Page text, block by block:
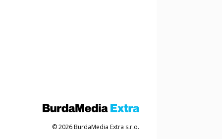
© 2026 BurdaMedia Extra s.r.o.